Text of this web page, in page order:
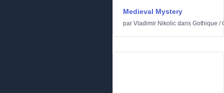
Medieval Mystery
par Vladimir Nikolic dans Gothique /